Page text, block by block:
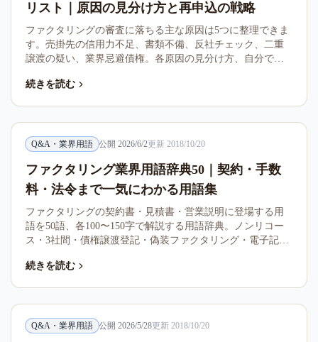
リスト｜原因の見分け方と再申込の戦略
ファクタリングの審査に落ちる主な原因は5つに整理できま
す。売掛先の信用力不足、書類不備、反社チェック、二重
譲渡の疑い、業界忌避債権。各原因の見分け方、自分でで
落ちた直後の動き方が次の通過率を左右します。
続きを読む
Q&A・業界用語 公開 2026/6/2更新 2018/10/20
ファクタリング業界用語辞典50｜契約・手数
料・法令まで一気にわかる用語集
ファクタリングの契約書・見積書・営業説明に登場する用
語を50語、各100〜150字で解説する用語辞典。ノンリコー
ス・3社間・債権譲渡登記・偽装ファクタリング・電子記録
ま契約を進めて損をしないための、引きやすい辞典として
続きを読む
Q&A・業界用語 公開 2026/5/28更新 2018/10/20